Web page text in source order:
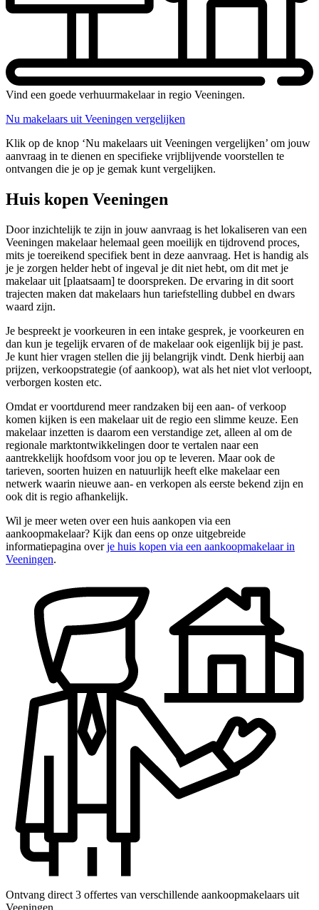
Vind een goede verhuurmakelaar in regio Veeningen.
Nu makelaars uit Veeningen vergelijken
Klik op de knop ‘Nu makelaars uit Veeningen vergelijken’ om jouw
aanvraag in te dienen en specifieke vrijblijvende voorstellen te
ontvangen die je op je gemak kunt vergelijken.
Huis kopen Veeningen
Door inzichtelijk te zijn in jouw aanvraag is het lokaliseren van een
Veeningen makelaar helemaal geen moeilijk en tijdrovend proces,
mits je toereikend specifiek bent in deze aanvraag. Het is handig als
je je zorgen helder hebt of ingeval je dit niet hebt, om dit met je
makelaar uit [plaatsaam] te doorspreken. De ervaring in dit soort
trajecten maken dat makelaars hun tariefstelling dubbel en dwars
waard zijn.
Je bespreekt je voorkeuren in een intake gesprek, je voorkeuren en
dan kun je tegelijk ervaren of de makelaar ook eigenlijk bij je past.
Je kunt hier vragen stellen die jij belangrijk vindt. Denk hierbij aan
prijzen, verkoopstrategie (of aankoop), wat als het niet vlot verloopt,
verborgen kosten etc.
Omdat er voortdurend meer randzaken bij een aan- of verkoop
komen kijken is een makelaar uit de regio een slimme keuze. Een
makelaar inzetten is daarom een verstandige zet, alleen al om de
regionale marktontwikkelingen door te vertalen naar een
aantrekkelijk hoofdsom voor jou op te leveren. Maar ook de
tarieven, soorten huizen en natuurlijk heeft elke makelaar een
netwerk waarin nieuwe aan- en verkopen als eerste bekend zijn en
ook dit is regio afhankelijk.
Wil je meer weten over een huis aankopen via een
aankoopmakelaar? Kijk dan eens op onze uitgebreide
informatiepagina overje huis kopen via een aankoopmakelaar in
Veeningen.
Ontvang direct 3 offertes van verschillende aankoopmakelaars uit